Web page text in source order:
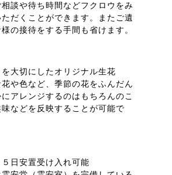
談や待ち時間などフクロウをみ
だくことができます。またご遺
の接待をする手間も省けます。
大切にしたオリジナル生花
や色など、季節の花をふんだん
アレンジするのはもちろんのこ
などを反映することが可能で
日安置受け入れ可能